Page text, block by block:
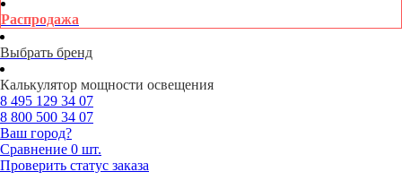
Распродажа
Выбрать бренд
Калькулятор мощности освещения
8 495 129 34 07
8 800 500 34 07
Ваш город?
Сравнение 0 шт.
Проверить статус заказа